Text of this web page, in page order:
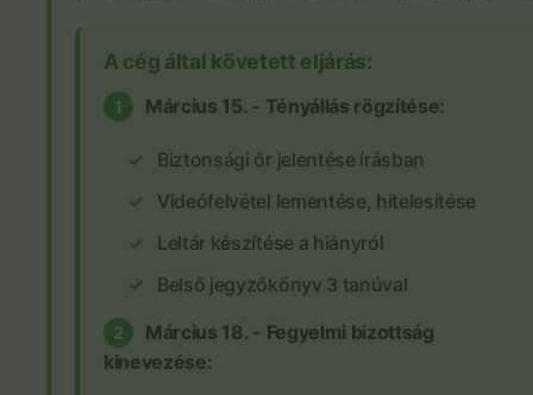
A cég által követett eljárás:
1 Március 15. - Tényállás rögzítése:
Biztonsági őr jelentése írásban
Videófelvétel lementése, hitelesítése
Leltár készítése a hiányról
Belső jegyzőkönyv 3 tanúval
2
Március 18. - Fegyelmi bizottság
kinevezése: